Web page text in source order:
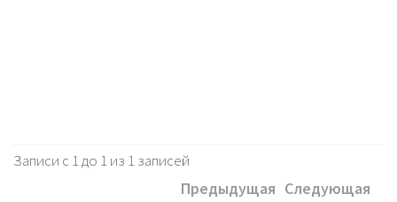
Записи с 1 до 1 из 1 записей
Предыдущая Следующая